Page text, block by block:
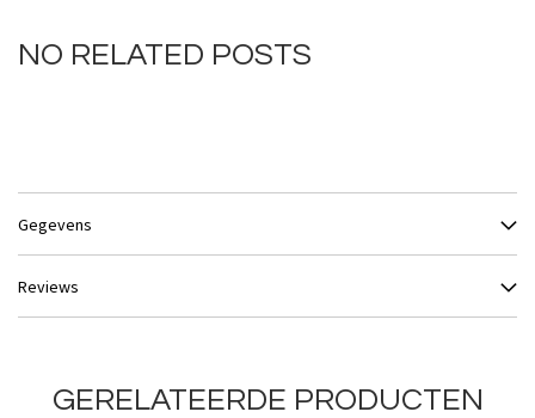
NO RELATED POSTS
Gegevens
Reviews
GERELATEERDE PRODUCTEN